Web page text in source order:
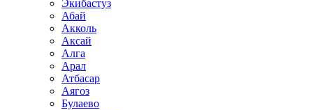
Экибастуз
Абай
Акколь
Аксай
Алга
Арал
Атбасар
Аягоз
Булаево